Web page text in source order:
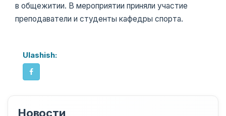
в общежитии. В мероприятии приняли участие
преподаватели и студенты кафедры спорта.
Ulashish:
Новости